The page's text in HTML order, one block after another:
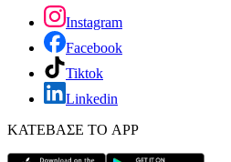
Instagram
Facebook
Tiktok
Linkedin
ΚΑΤΕΒΑΣΕ ΤΟ APP